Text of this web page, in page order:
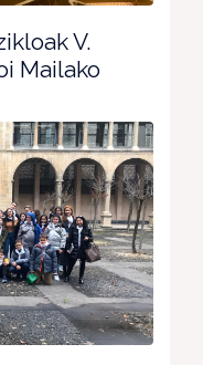
V.
Mailako